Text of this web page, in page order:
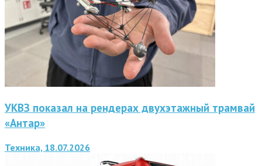
УКВЗ показал на рендерах двухэтажный трамвай
«Антар»
Техника, 18.07.2026